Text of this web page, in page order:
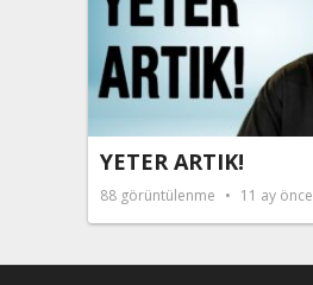
YETER ARTIK!
88 görüntülenme 11 ay önce